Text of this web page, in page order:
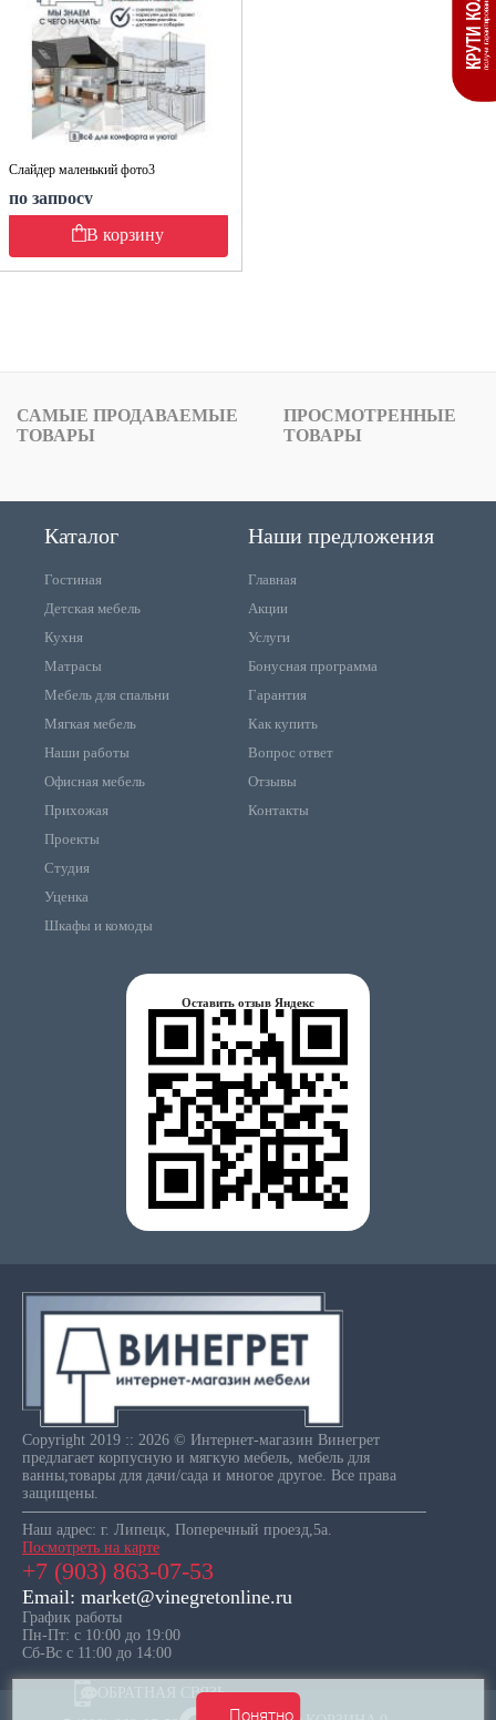
Понятно
Слайдер маленький фото3
по запросу
В корзину
САМЫЕ ПРОДАВАЕМЫЕ
ТОВАРЫ
ПРОСМОТРЕННЫЕ
ТОВАРЫ
Каталог
Гостиная
Детская мебель
Кухня
Матрасы
Мебель для спальни
Мягкая мебель
Наши работы
Офисная мебель
Прихожая
Проекты
Студия
Уценка
Шкафы и комоды
Наши предложения
Главная
Акции
Услуги
Бонусная программа
Гарантия
Как купить
Вопрос ответ
Отзывы
Контакты
Оставить отзыв Яндекс
Copyright 2019 :: 2026 © Интернет-магазин Винегрет
предлагает корпусную и мягкую мебель, мебель для
ванны,товары для дачи/сада и многое другое. Все права
защищены.
Наш адрес: г. Липецк, Поперечный проезд,5а.
Посмотреть на карте
+7 (903) 863-07-53
Email: market@vinegretonline.ru
График работы
Пн-Пт: с 10:00 до 19:00
Сб-Вс с 11:00 до 14:00
ОБРАТНАЯ СВЯЗЬ